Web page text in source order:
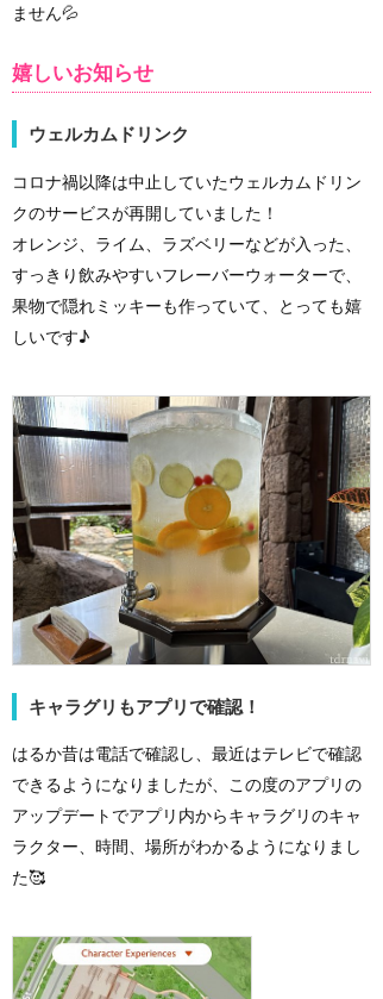
ません💦
嬉しいお知らせ
ウェルカムドリンク
コロナ禍以降は中止していたウェルカムドリン
クのサービスが再開していました！
オレンジ、ライム、ラズベリーなどが入った、
すっきり飲みやすいフレーバーウォーターで、
果物で隠れミッキーも作っていて、とっても嬉
しいです♪
キャラグリもアプリで確認！
はるか昔は電話で確認し、最近はテレビで確認
できるようになりましたが、この度のアプリの
アップデートでアプリ内からキャラグリのキャ
ラクター、時間、場所がわかるようになりまし
た🥰